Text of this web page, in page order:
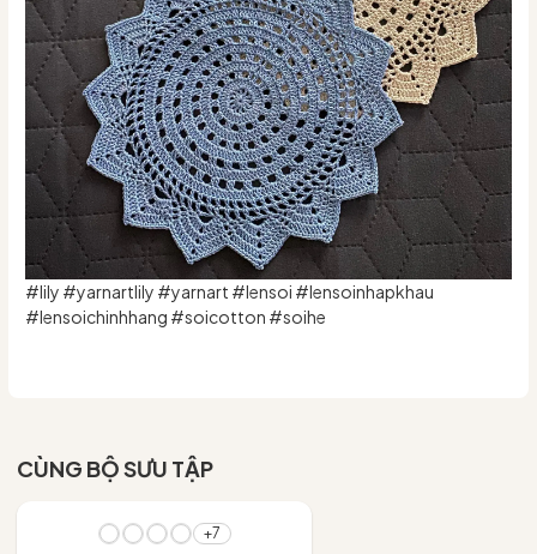
#lily #yarnartlily #yarnart #lensoi #lensoinhapkhau
#lensoichinhhang #soicotton #soihe
CÙNG BỘ SƯU TẬP
+7